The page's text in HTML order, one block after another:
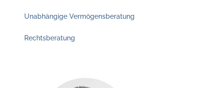
Unabhängige Vermögensberatung
Rechtsberatung